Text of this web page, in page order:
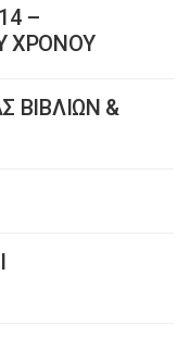
–
ΧΡΟΝΟΥ
ΒΙΒΛΙΩΝ &